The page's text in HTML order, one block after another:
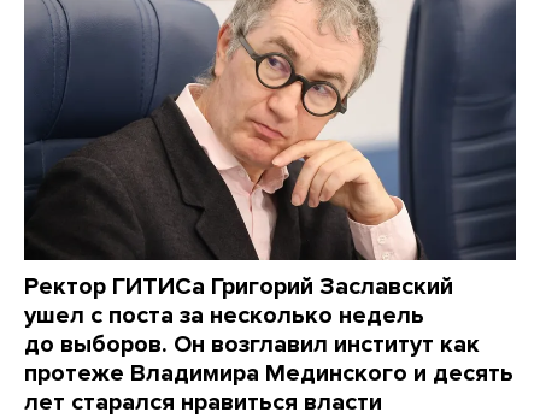
Ректор ГИТИСа Григорий Заславский
ушел с поста за несколько недель
до выборов. Он возглавил институт как
протеже Владимира Мединского и десять
лет старался нравиться власти